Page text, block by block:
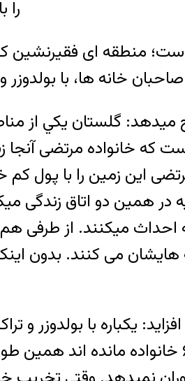
را
منطقه ای فقیرنشین
گلستان يكي از
که خانواده مرتضی
پدر مرتضی این زمین را
که غیر از دو دختر، بقیه در همین
احداث میکنند. از طرفی
می کنند. بدون
با بولدوزر و
گفته اند خانه ها را ترک کنید. اکثر خانواده ها بیرون